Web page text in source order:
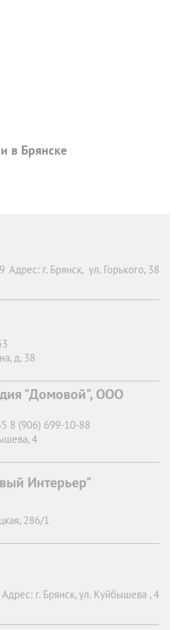
в Брянске
Адрес: г. Брянск, ул. Горького, 38
д. 38
"Домовой", ООО
8 (906) 699-10-88
4
Интерьер"
286/1
Адрес: г. Брянск, ул. Куйбышева , 4